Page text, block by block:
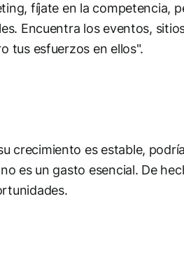
fíjate en la competencia,
Encuentra los eventos,
tus esfuerzos en ellos".
crecimiento es estable,
es un gasto esencial. De